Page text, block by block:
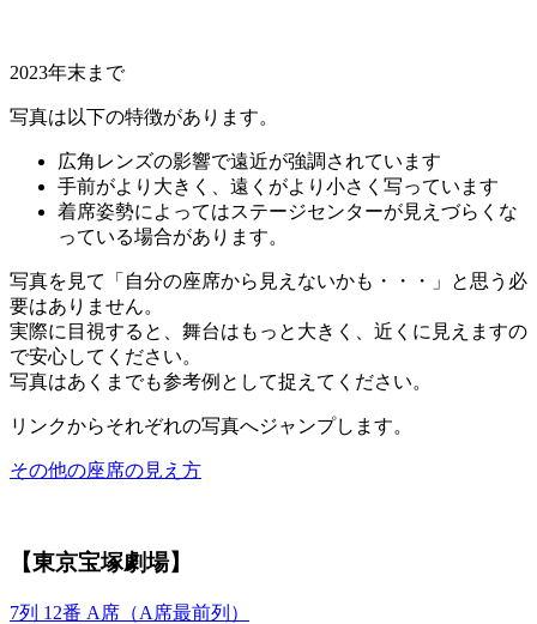
2023年末まで
写真は以下の特徴があります。
広角レンズの影響で遠近が強調されています
手前がより大きく、遠くがより小さく写っています
着席姿勢によってはステージセンターが見えづらくな
っている場合があります。
写真を見て「自分の座席から見えないかも・・・」と思う必
要はありません。
実際に目視すると、舞台はもっと大きく、近くに見えますの
で安心してください。
写真はあくまでも参考例として捉えてください。
リンクからそれぞれの写真へジャンプします。
その他の座席の見え方
【東京宝塚劇場】
7列 12番 A席（A席最前列）